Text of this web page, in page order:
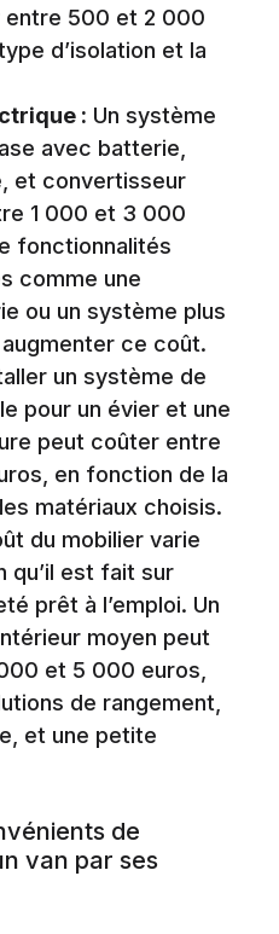
entre 500 et 2 000
d’isolation et la
: Un système
avec batterie,
et convertisseur
1 000 et 3 000
fonctionnalités
comme une
ou un système plus
ce coût.
un système de
pour un évier et une
peut coûter entre
en fonction de la
matériaux choisis.
du mobilier varie
qu’il est fait sur
prêt à l’emploi. Un
moyen peut
et 5 000 euros,
de rangement,
et une petite
de
van par ses